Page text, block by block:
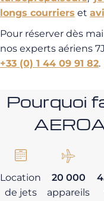
longs courriers et
Pour réserver dès
nos experts aériens
+33 (0) 1 44 09 91 82.
Pourquoi
Location
de jets
20 000
appareils